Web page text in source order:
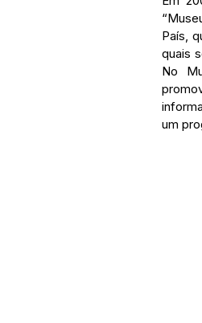
País,
quais
No
um